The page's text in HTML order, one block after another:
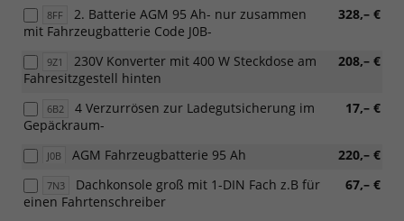
8FF 328,– €
2. Batterie AGM 95 Ah- nur zusammen
mit Fahrzeugbatterie Code J0B-
9Z1 208,– €
230V Konverter mit 400 W Steckdose am
Fahresitzgestell hinten
6B2 17,– €
4 Verzurrösen zur Ladegutsicherung im
Gepäckraum-
J0B 220,– €
AGM Fahrzeugbatterie 95 Ah
7N3 67,– €
Dachkonsole groß mit 1-DIN Fach z.B für
einen Fahrtenschreiber